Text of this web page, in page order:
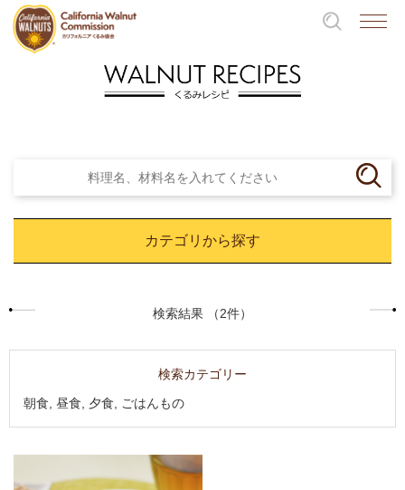
カテゴリから探す
検索結果 （2件）
検索カテゴリー
朝食, 昼食, 夕食, ごはんもの